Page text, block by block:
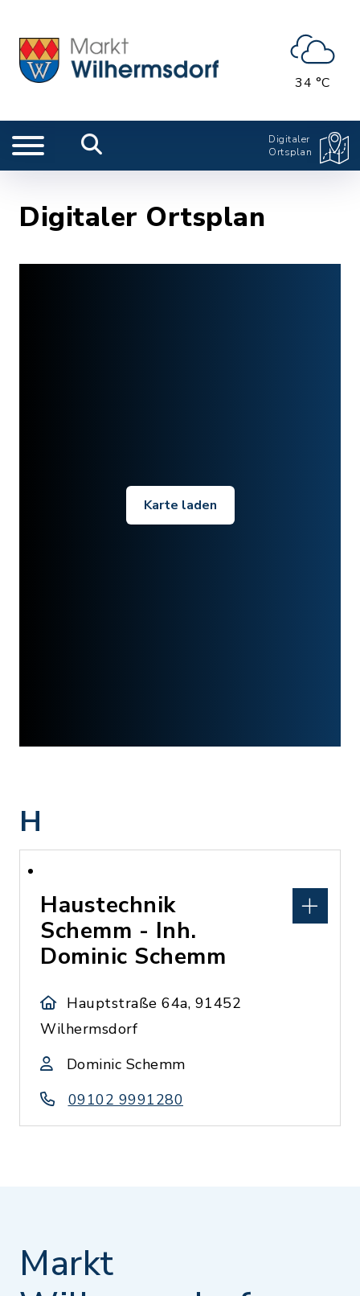
34 °C
Digitaler
Ortsplan
Digitaler Ortsplan
Karte laden
H
Haustechnik
Schemm - Inh.
Dominic Schemm
Hauptstraße 64a, 91452
Wilhermsdorf
Dominic Schemm
09102 9991280
Markt